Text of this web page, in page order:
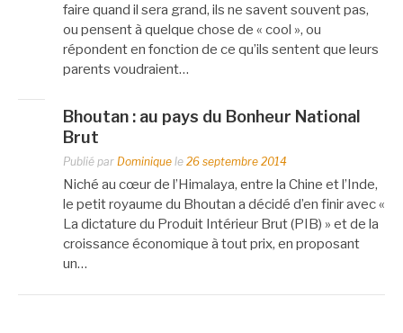
faire quand il sera grand, ils ne savent souvent pas,
ou pensent à quelque chose de « cool », ou
répondent en fonction de ce qu’ils sentent que leurs
parents voudraient…
Bhoutan : au pays du Bonheur National
Brut
Publié par Dominique le 26 septembre 2014
Niché au cœur de l’Himalaya, entre la Chine et l’Inde,
le petit royaume du Bhoutan a décidé d’en finir avec «
La dictature du Produit Intérieur Brut (PIB) » et de la
croissance économique à tout prix, en proposant
un…